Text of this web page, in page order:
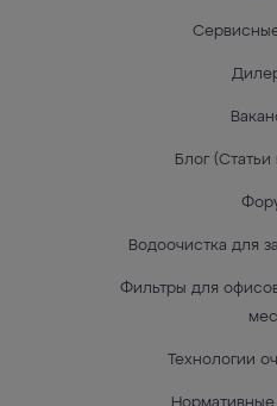
Блог
Водоочистка для
Фильтры для
Технологии